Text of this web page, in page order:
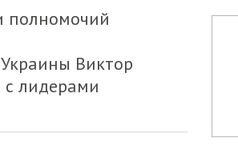
полномочий
Виктор
с лидерами